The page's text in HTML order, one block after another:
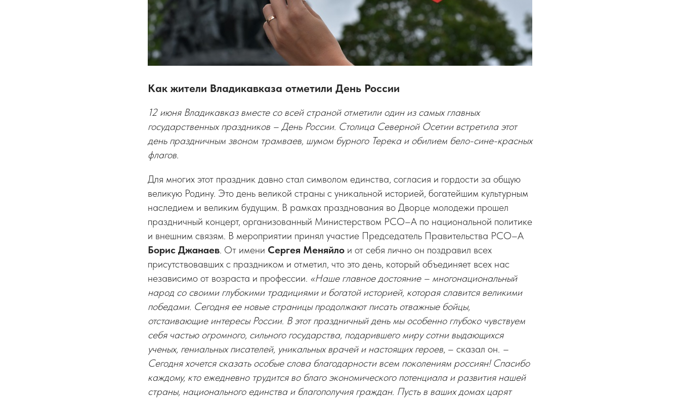
Как жители Владикавказа отметили День России
12 июня Владикавказ вместе со всей страной отметили один из самых главных
государственных праздников – День России. Столица Северной Осетии встретила этот
день праздничным звоном трамваев, шумом бурного Терека и обилием бело-сине-красных
флагов.
Для многих этот праздник давно стал символом единства, согласия и гордости за общую
великую Родину. Это день великой страны с уникальной историей, богатейшим культурным
наследием и великим будущим. В рамках празднования во Дворце молодежи прошел
праздничный концерт, организованный Министерством РСО–А по национальной политике
и внешним связям. В мероприятии принял участие Председатель Правительства РСО–А
Борис Джанаев. От имени Сергея Меняйло и от себя лично он поздравил всех
присутствовавших с праздником и отметил, что это день, который объединяет всех нас
независимо от возраста и профессии. «Наше главное достояние – многонациональный
народ со своими глубокими традициями и богатой историей, которая славится великими
победами. Сегодня ее новые страницы продолжают писать отважные бойцы,
отстаивающие интересы России. В этот праздничный день мы особенно глубоко чувствуем
себя частью огромного, сильного государства, подарившего миру сотни выдающихся
ученых, гениальных писателей, уникальных врачей и настоящих героев, – сказал он. –
Сегодня хочется сказать особые слова благодарности всем поколениям россиян! Спасибо
каждому, кто ежедневно трудится во благо экономического потенциала и развития нашей
страны, национального единства и благополучия граждан. Пусть в ваших домах царят